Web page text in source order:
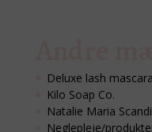
Deluxe lash mascara
Kilo Soap Co.
Natalie Maria
Neglepleje/